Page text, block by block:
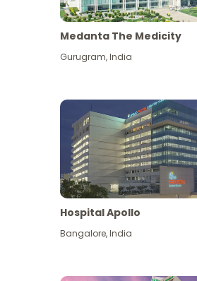
Medanta The Medicity
Gurugram,India
Hospital Apollo
Bangalore,India